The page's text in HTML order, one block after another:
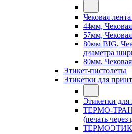
Чековая
44мм,
57мм,
80мм BIG,
диаметра
80мм,
Этикет-пистолеты
Этикетки для
Этикетки для
ТЕРМО-
(печать через